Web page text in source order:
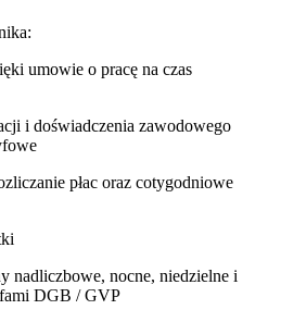
umowie o pracę na czas
i doświadczenia zawodowego
płac oraz cotygodniowe
nadliczbowe, nocne, niedzielne i
DGB / GVP